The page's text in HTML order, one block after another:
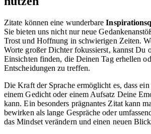
Zitate können eine wunderbare
Sie bieten uns nicht nur neue
Trost und Hoffnung in schwierigen Zeiten.
Worte großer Dichter fokussierst, kannst Du
Einsichten finden, die Deinen Tag erhellen
Entscheidungen zu treffen.
Die Kraft der Sprache ermöglicht es, dass ein
einem Gedicht oder einem Aufsatz Deine
kann. Ein besonders prägnantes Zitat kann
bewirken als lange Gespräche oder
das Mindset verändern und einen neuen